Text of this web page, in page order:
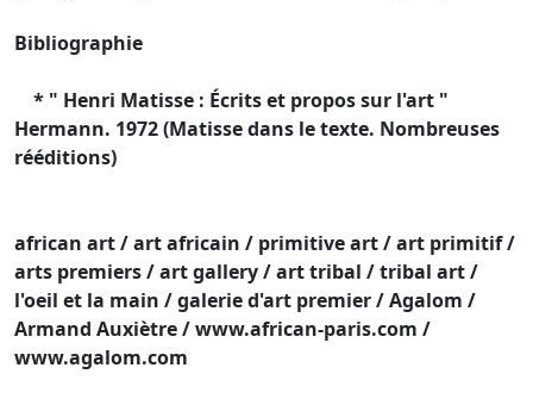
Bibliographie
* " Henri Matisse : Écrits et propos sur l'art "
Hermann. 1972 (Matisse dans le texte. Nombreuses
rééditions)
african art / art africain / primitive art / art primitif /
arts premiers / art gallery / art tribal / tribal art /
l'oeil et la main / galerie d'art premier / Agalom /
Armand Auxiètre / www.african-paris.com /
www.agalom.com